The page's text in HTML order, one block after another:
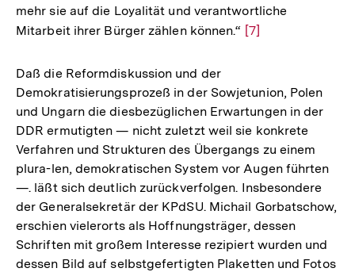
mehr sie auf die Loyalität und verantwortliche
Mitarbeit ihrer Bürger zählen können.“ Zur
Fußnote
[7]
Daß die Reformdiskussion und der
Demokratisierungsprozeß in der Sowjetunion, Polen
und Ungarn die diesbezüglichen Erwartungen in der
DDR ermutigten — nicht zuletzt weil sie konkrete
Verfahren und Strukturen des Übergangs zu einem
plura-len, demokratischen System vor Augen führten
—. läßt sich deutlich zurückverfolgen. Insbesondere
der Generalsekretär der KPdSU. Michail Gorbatschow,
erschien vielerorts als Hoffnungsträger, dessen
Schriften mit großem Interesse rezipiert wurden und
dessen Bild auf selbstgefertigten Plaketten und Fotos